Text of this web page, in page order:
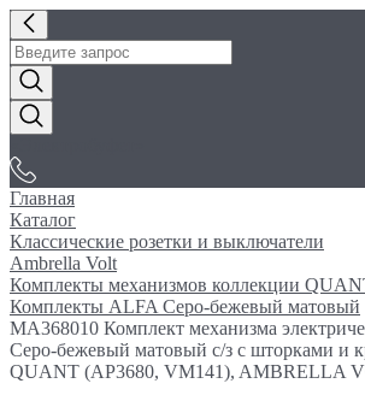
Главная
Каталог
Классические розетки и выключатели
Ambrella Volt
Комплекты механизмов коллекции
Комплекты ALFA Серо-бежевый матовый
MA368010 Комплект механизма
Серо-бежевый матовый с/з с шторками и
QUANT (AP3680, VM141), AMBRELLA